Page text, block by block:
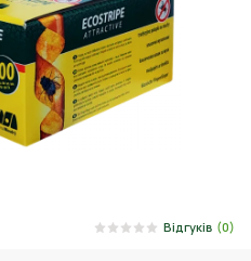
Відгуків (0)